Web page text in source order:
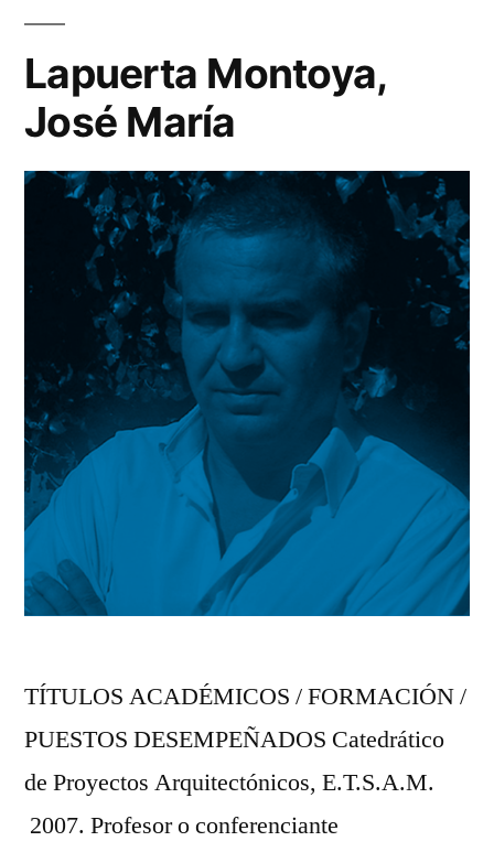
Lapuerta Montoya,
José María
TÍTULOS ACADÉMICOS / FORMACIÓN /
PUESTOS DESEMPEÑADOS Catedrático
de Proyectos Arquitectónicos, E.T.S.A.M.
2007. Profesor o conferenciante